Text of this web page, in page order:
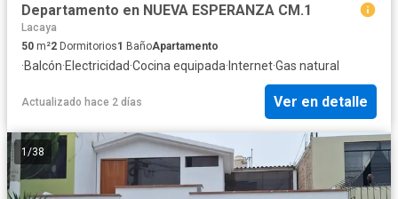
Departamento en NUEVA ESPERANZA CM.1
Lacaya
50 m²2 Dormitorios1 BañoApartamento
·Balcón·Electricidad·Cocina equipada· Internet·Gas natural
Actualizado hace 2 días Ver en detalle
1 /38